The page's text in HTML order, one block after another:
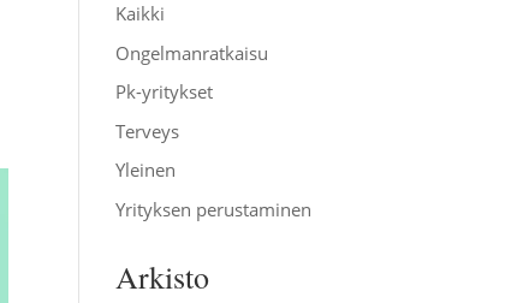
Kaikki
Ongelmanratkaisu
Pk-yritykset
Terveys
Yleinen
Yrityksen perustaminen
Arkisto